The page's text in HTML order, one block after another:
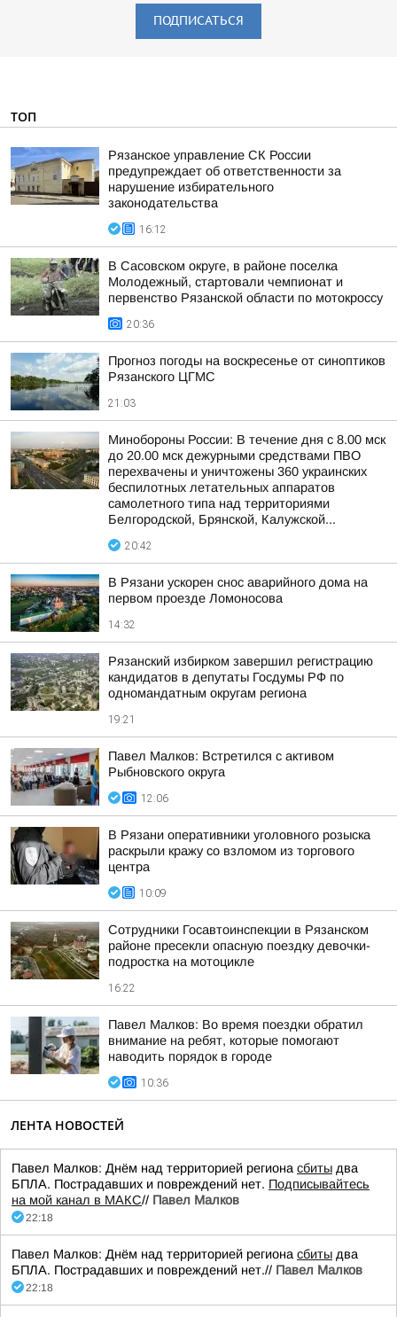
ПОДПИСАТЬСЯ
ТОП
Рязанское управление СК России
предупреждает об ответственности за
нарушение избирательного
законодательства
16:12
В Сасовском округе, в районе поселка
Молодежный, стартовали чемпионат и
первенство Рязанской области по мотокроссу
20:36
Прогноз погоды на воскресенье от синоптиков
Рязанского ЦГМС
21:03
Минобороны России: В течение дня с 8.00 мск
до 20.00 мск дежурными средствами ПВО
перехвачены и уничтожены 360 украинских
беспилотных летательных аппаратов
самолетного типа над территориями
Белгородской, Брянской, Калужской...
20:42
В Рязани ускорен снос аварийного дома на
первом проезде Ломоносова
14:32
Рязанский избирком завершил регистрацию
кандидатов в депутаты Госдумы РФ по
одномандатным округам региона
19:21
Павел Малков: Встретился с активом
Рыбновского округа
12:06
В Рязани оперативники уголовного розыска
раскрыли кражу со взломом из торгового
центра
10:09
Сотрудники Госавтоинспекции в Рязанском
районе пресекли опасную поездку девочки-
подростка на мотоцикле
16:22
Павел Малков: Во время поездки обратил
внимание на ребят, которые помогают
наводить порядок в городе
10:36
ЛЕНТА НОВОСТЕЙ
Павел Малков: Днём над территорией региона сбиты два
БПЛА. Пострадавших и повреждений нет. Подписывайтесь
на мой канал в МАКС// Павел Малков
22:18
Павел Малков: Днём над территорией региона сбиты два
БПЛА. Пострадавших и повреждений нет.// Павел Малков
22:18